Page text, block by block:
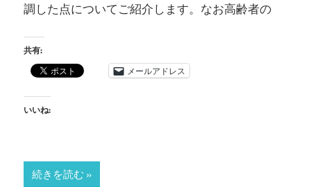
調した点についてご紹介します。なお高齢者の
共有:
メールアドレス
いいね:
続きを読む